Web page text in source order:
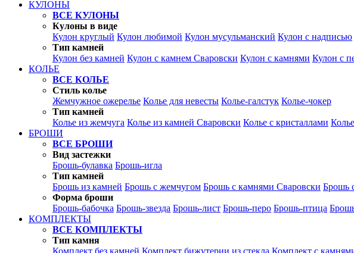
КУЛОНЫ
ВСЕ КУЛОНЫ
Кулоны в виде
Кулон круглый Кулон любимой Кулон мусульманский Кулон с надписью
Тип камней
Кулон без камней Кулон с камнем Сваровски Кулон с камнями Кулон с
КОЛЬЕ
ВСЕ КОЛЬЕ
Стиль колье
Жемчужное ожерелье Колье для невесты Колье-галстук Колье-чокер
Тип камней
Колье из жемчуга Колье из камней Сваровски Колье с кристаллами
БРОШИ
ВСЕ БРОШИ
Вид застежки
Брошь-булавка Брошь-игла
Тип камней
Брошь из камней Брошь с жемчугом Брошь с камнями Сваровски Брошь
Форма броши
Брошь-бабочка Брошь-звезда Брошь-лист Брошь-перо Брошь-птица
КОМПЛЕКТЫ
ВСЕ КОМПЛЕКТЫ
Тип камня
Комплект без камней Комплект бижутерии из стекла Комплект с